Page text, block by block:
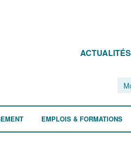
ACTUALITÉS
EMPLOIS & FORMATIONS